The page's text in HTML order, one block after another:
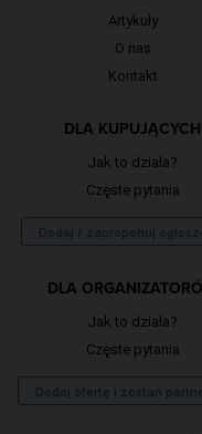
Artykuły
O nas
Kontakt
DLA KUPUJĄCYCH
Jak to działa?
Częste pytania
Dodaj / zaproponuj
DLA
Jak to działa?
Częste pytania
Dodaj ofertę i zostań